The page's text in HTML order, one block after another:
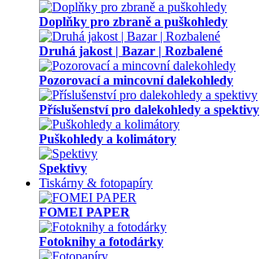
Doplňky pro zbraně a puškohledy
Druhá jakost | Bazar | Rozbalené
Pozorovací a mincovní dalekohledy
Příslušenství pro dalekohledy a spektivy
Puškohledy a kolimátory
Spektivy
Tiskárny & fotopapíry
FOMEI PAPER
Fotoknihy a fotodárky